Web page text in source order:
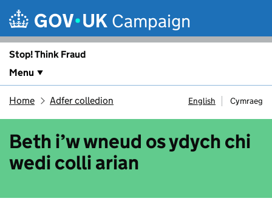
Campaign
Stop! Think Fraud
Menu
Home Adfer colledion English Cymraeg
Beth i’w wneud os ydych chi
wedi colli arian